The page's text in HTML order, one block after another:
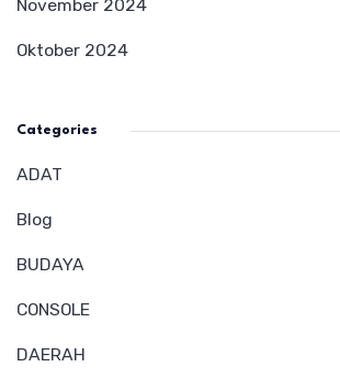
November 2024
Oktober 2024
Categories
ADAT
Blog
BUDAYA
CONSOLE
DAERAH